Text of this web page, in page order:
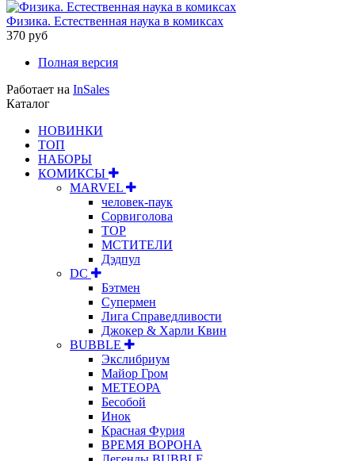
Физика. Естественная наука в комиксах
370 руб
Полная версия
Работает на InSales
Каталог
НОВИНКИ
ТОП
НАБОРЫ
КОМИКСЫ
MARVEL
человек-паук
Сорвиголова
ТОР
МСТИТЕЛИ
Дэдпул
DC
Бэтмен
Супермен
Лига Справедливости
Джокер & Харли Квин
BUBBLE
Экслибриум
Майор Гром
МЕТЕОРА
Бесобой
Инок
Красная Фурия
ВРЕМЯ ВОРОНА